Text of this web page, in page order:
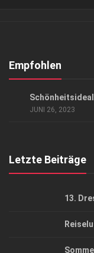
Kontakt, Impressum
Empfohlen
JUNI 26, 2023
Letzte Beiträge
13.